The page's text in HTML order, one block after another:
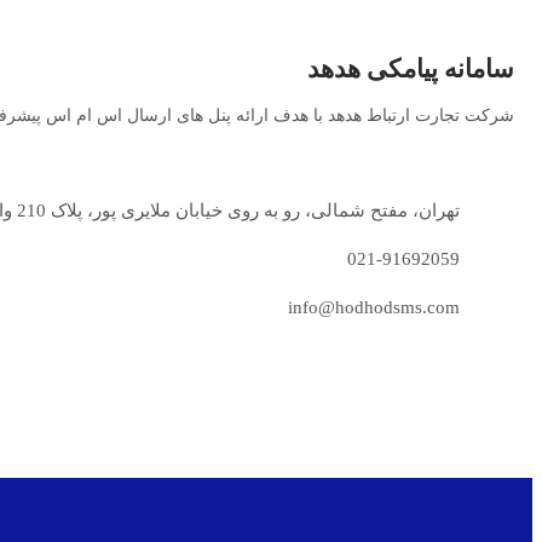
سامانه پیامکی هدهد
شرکت تجارت ارتباط هدهد با هدف ارائه پنل های ارسال اس ام اس
تهران، مفتح شمالی، رو به روی خیابان ملایری پور، پلاک 210 واحد 8
021-91692059
info@hodhodsms.com